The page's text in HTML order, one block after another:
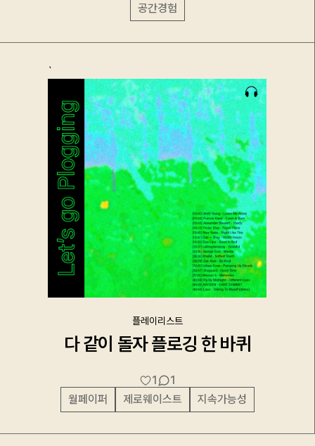
공간경험
`
플레이리스트
다 같이 돌자 플로깅 한 바퀴
1
1
월페이퍼
제로웨이스트 지속가능성